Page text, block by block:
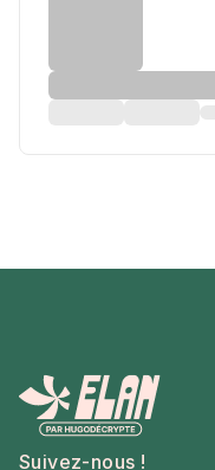
Suivez-nous !